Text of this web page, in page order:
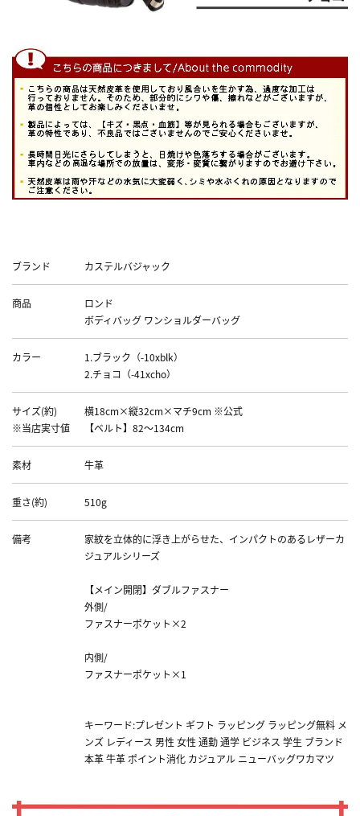
ブランド
カステルバジャック
商品
ロンド
ボディバッグ ワンショルダーバッグ
カラー
1.ブラック（-10xblk）
2.チョコ（-41xcho）
サイズ(約)
※当店実寸値
横18cm×縦32cm×マチ9cm ※公式
【ベルト】82～134cm
素材 牛革
重さ(約) 510g
備考
家紋を立体的に浮き上がらせた、インパクトのあるレザーカ
ジュアルシリーズ
【メイン開閉】ダブルファスナー
外側/
ファスナーポケット×2
内側/
ファスナーポケット×1
キーワード:プレゼント ギフト ラッピング ラッピング無料 メ
ンズ レディース 男性 女性 通勤 通学 ビジネス 学生 ブランド
本革 牛革 ポイント消化 カジュアル ニューバッグワカマツ